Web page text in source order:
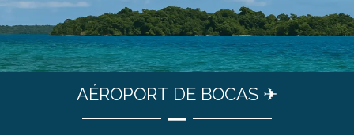
AÉROPORT DE BOCAS ✈